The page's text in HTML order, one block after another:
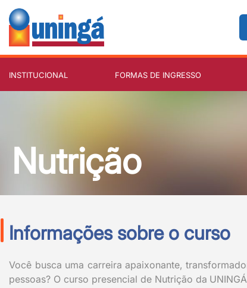
INSTITUCIONAL FORMAS DE INGRESSO
Nutrição
Informações sobre o curso
Você busca uma carreira apaixonante,
pessoas? O curso presencial de Nutrição da